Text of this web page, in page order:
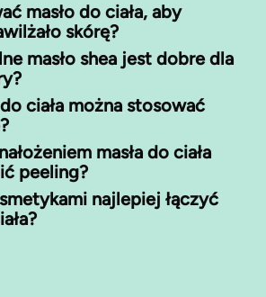
masło do ciała, aby
skórę?
masło shea jest dobre dla
ciała można stosować
masła do ciała
peeling?
najlepiej łączyć